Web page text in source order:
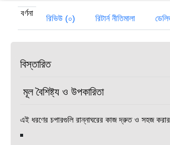
বর্ণনা
রিভিউ (০) রিটার্ন নীতিমালা
বিস্তারিত
মূল বৈশিষ্ট্য ও উপকারিতা
এই ধরণের চপারগুলি রান্নাঘরের কাজ দ্রুত ও সহজ